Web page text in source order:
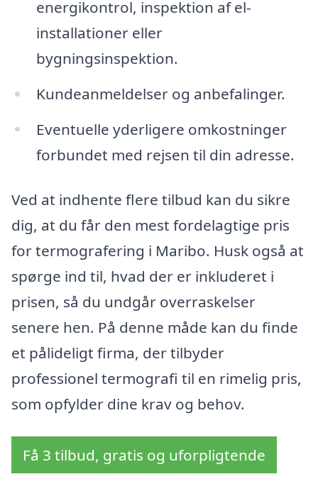
energikontrol, inspektion af el-
installationer eller
bygningsinspektion.
Kundeanmeldelser og anbefalinger.
Eventuelle yderligere omkostninger
forbundet med rejsen til din adresse.
Ved at indhente flere tilbud kan du sikre
dig, at du får den mest fordelagtige pris
for termografering i Maribo. Husk også at
spørge ind til, hvad der er inkluderet i
prisen, så du undgår overraskelser
senere hen. På denne måde kan du finde
et pålideligt firma, der tilbyder
professionel termografi til en rimelig pris,
som opfylder dine krav og behov.
Få 3 tilbud, gratis og uforpligtende